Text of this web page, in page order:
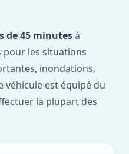
de 45 minutesà
pour les situations
inondations,
véhicule est équipé du
la plupart des